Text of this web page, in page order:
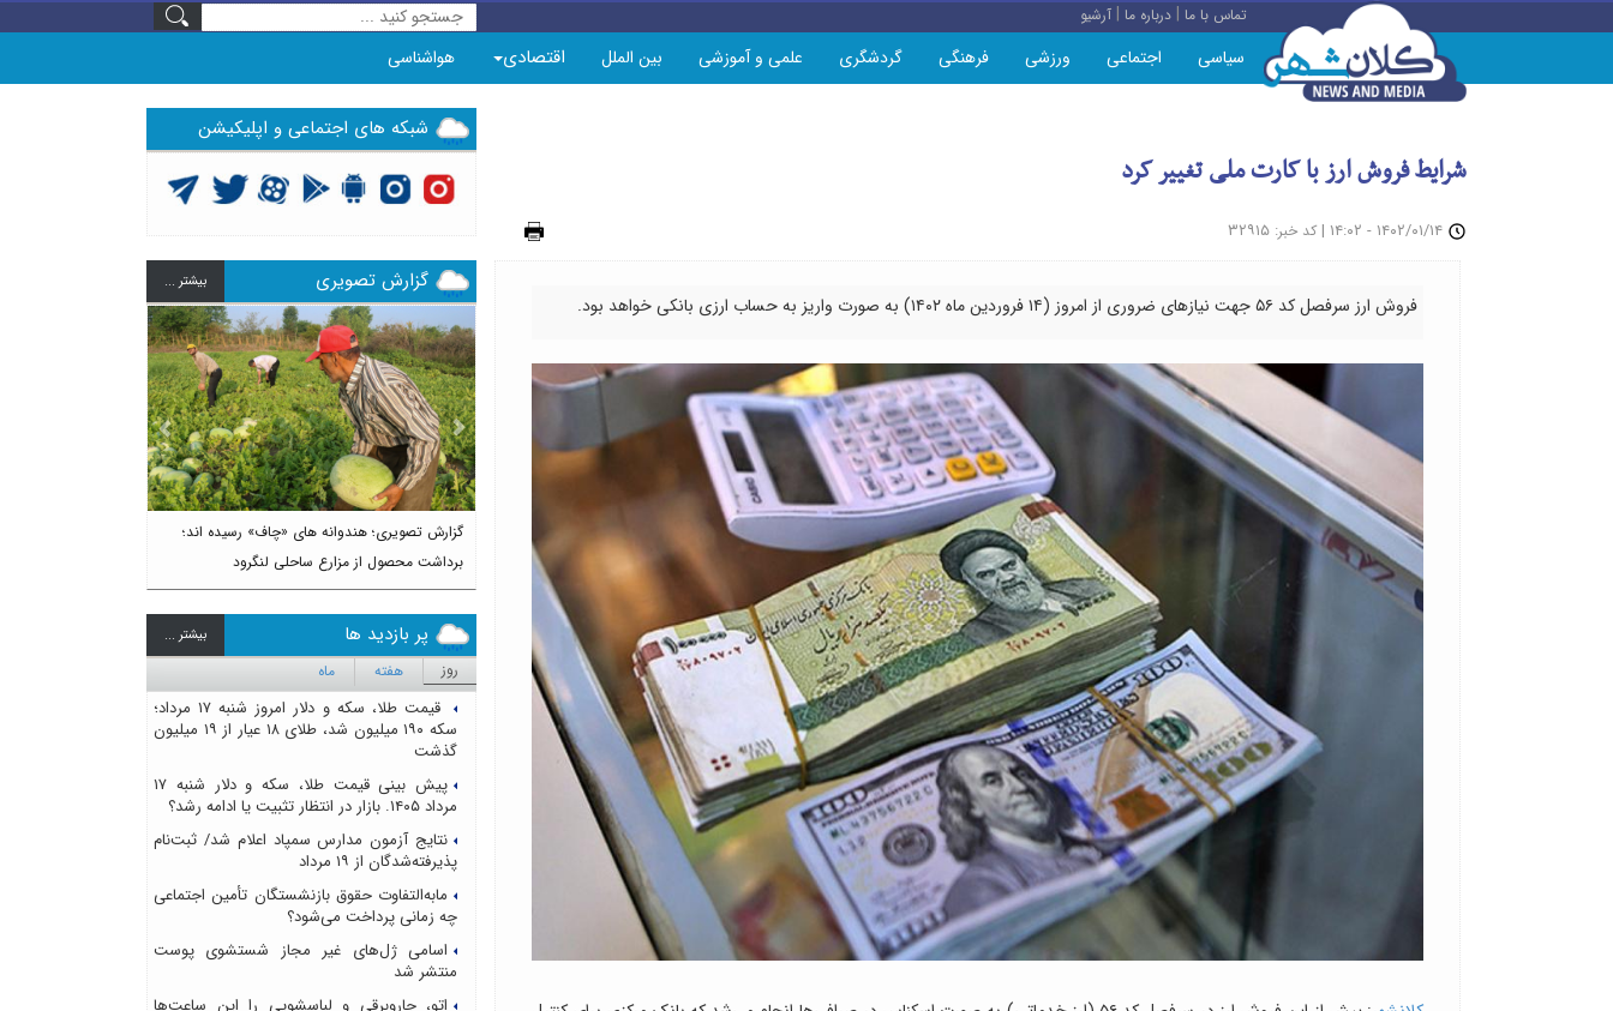
تماس با ما |درباره ما |آرشیو
سیاسی اجتماعی ورزشی فرهنگی گردشگری علمی و آموزشی بین الملل اقتصادی هواشناسی
شرایط فروش ارز با کارت ملی تغییر کرد
| کد خبر: ۳۲۹۱۵
فروش ارز سرفصل کد ۵۶ جهت نیازهای ضروری از امروز (۱۴ فروردین ماه ۱۴۰۲) به صورت واریز به حساب ارزی بانکی خواهد بود.
شبکه های اجتماعی و اپلیکیشن
گزارش تصویری بيشتر ...
گزارش تصویری؛ هندوانه های «چاف» رسیده اند؛
برداشت محصول از مزارع ساحلی لنگرود
Previous Next
پر بازدید ها بيشتر ...
روز هفته ماه
قیمت طلا، سکه و دلار امروز شنبه ۱۷ مرداد؛
سکه ۱۹۰ میلیون شد، طلای ۱۸ عیار از ۱۹ میلیون
گذشت
پیش بینی قیمت طلا، سکه و دلار شنبه ۱۷
مرداد ۱۴۰۵. بازار در انتظار تثبیت یا ادامه رشد؟
نتایج آزمون مدارس سمپاد اعلام شد/ ثبت‌نام
پذیرفته‌شدگان از ۱۹ مرداد
مابه‌التفاوت حقوق بازنشستگان تأمین اجتماعی
چه زمانی پرداخت می‌شود؟
اسامی ژل‌های غیر مجاز شستشوی پوست
منتشر شد
اتو، جاروبرقی و لباسشویی را این ساعت‌ها